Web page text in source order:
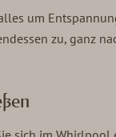
um
zu, ganz